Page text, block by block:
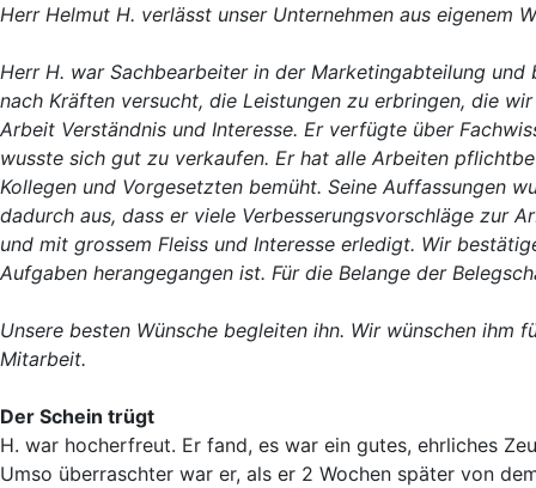
Herr Helmut H. verlässt unser Unternehmen aus eigenem
Herr H. war Sachbearbeiter in der Marketingabteilung
nach Kräften versucht, die Leistungen zu erbringen, die
Arbeit Verständnis und Interesse. Er verfügte über
wusste sich gut zu verkaufen. Er hat alle Arbeiten
Kollegen und Vorgesetzten bemüht. Seine Auffassungen
dadurch aus, dass er viele Verbesserungsvorschläge zur
und mit grossem Fleiss und Interesse erledigt. Wir
Aufgaben herangegangen ist. Für die Belange der
Unsere besten Wünsche begleiten ihn. Wir wünschen
Mitarbeit.
Der Schein trügt
H. war hocherfreut. Er fand, es war ein gutes, ehrliches
Umso überraschter war er, als er 2 Wochen später von